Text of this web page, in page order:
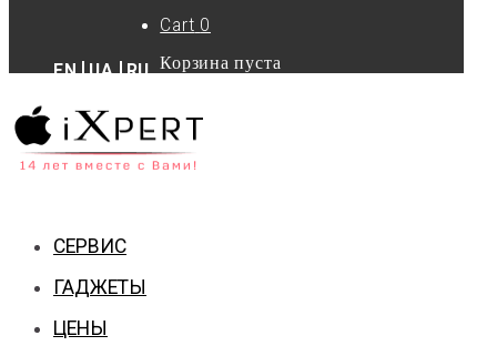
EN UA RU
Cart 0
Корзина пуста
СЕРВИС
ГАДЖЕТЫ
ЦЕНЫ